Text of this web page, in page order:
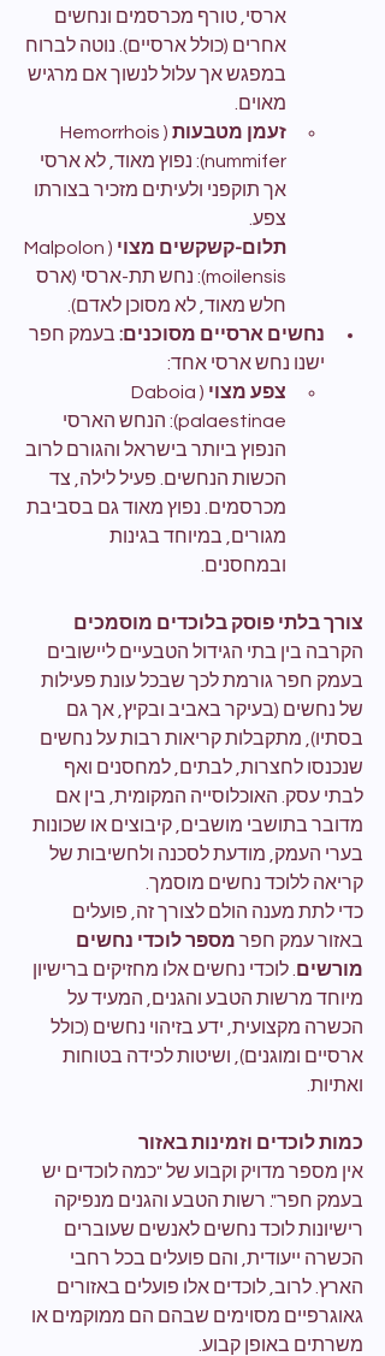
ארסי, טורף מכרסמים ונחשים
אחרים (כולל ארסיים). נוטה לברוח
במפגש אך עלול לנשוך אם מרגיש
מאוים.
זעמן מטבעות
(Hemorrhois
nummifer): נפוץ מאוד, לא ארסי
אך תוקפני ולעיתים מזכיר בצורתו
צפע.
תלום-קשקשים מצוי
(Malpolon
moilensis): נחש תת-ארסי (ארס
חלש מאוד, לא מסוכן לאדם).
נחשים ארסיים מסוכנים: בעמק חפר
ישנו נחש ארסי אחד:
צפע מצוי
(Daboia
palaestinae): הנחש הארסי
הנפוץ ביותר בישראל והגורם לרוב
הכשות הנחשים. פעיל לילה, צד
מכרסמים. נפוץ מאוד גם בסביבת
מגורים, במיוחד בגינות
ובמחסנים.
צורך בלתי פוסק בלוכדים מוסמכים
הקרבה בין בתי הגידול הטבעיים ליישובים
בעמק חפר גורמת לכך שבכל עונת פעילות
של נחשים (בעיקר באביב ובקיץ, אך גם
בסתיו), מתקבלות קריאות רבות על נחשים
שנכנסו לחצרות, לבתים, למחסנים ואף
לבתי עסק. האוכלוסייה המקומית, בין אם
מדובר בתושבי מושבים, קיבוצים או שכונות
בערי העמק, מודעת לסכנה ולחשיבות של
קריאה ללוכד נחשים מוסמך.
כדי לתת מענה הולם לצורך זה, פועלים
באזור עמק חפר מספר לוכדי נחשים
מורשים. לוכדי נחשים אלו מחזיקים ברישיון
מיוחד מרשות הטבע והגנים, המעיד על
הכשרה מקצועית, ידע בזיהוי נחשים (כולל
ארסיים ומוגנים), ושיטות לכידה בטוחות
ואתיות.
כמות לוכדים וזמינות באזור
אין מספר מדויק וקבוע של "כמה לוכדים יש
בעמק חפר". רשות הטבע והגנים מנפיקה
רישיונות לוכד נחשים לאנשים שעוברים
הכשרה ייעודית, והם פועלים בכל רחבי
הארץ. לרוב, לוכדים אלו פועלים באזורים
גאוגרפיים מסוימים שבהם הם ממוקמים או
משרתים באופן קבוע.